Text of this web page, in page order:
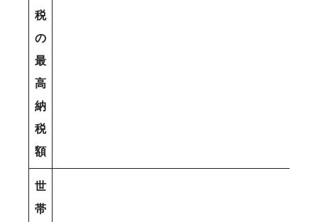
税
の
最
高
納
税
額
世
帯